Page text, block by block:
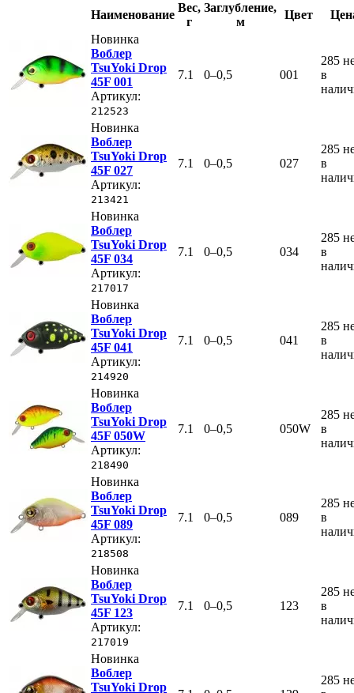
Наименование
Вес,
г
Заглубление,
м
Цвет
Новинка
Воблер
TsuYoki Drop
45F 001
Артикул:
212523
7.1 0–0,5 001
285
в
Новинка
Воблер
TsuYoki Drop
45F 027
Артикул:
213421
7.1 0–0,5 027
285
в
Новинка
Воблер
TsuYoki Drop
45F 034
Артикул:
217017
7.1 0–0,5 034
285
в
Новинка
Воблер
TsuYoki Drop
45F 041
Артикул:
214920
7.1 0–0,5 041
285
в
Новинка
Воблер
TsuYoki Drop
45F 050W
Артикул:
218490
7.1 0–0,5 050W
285
в
Новинка
Воблер
TsuYoki Drop
45F 089
Артикул:
218508
7.1 0–0,5 089
285
в
Новинка
Воблер
TsuYoki Drop
45F 123
Артикул:
217019
7.1 0–0,5 123
285
в
Новинка
Воблер
TsuYoki Drop
285